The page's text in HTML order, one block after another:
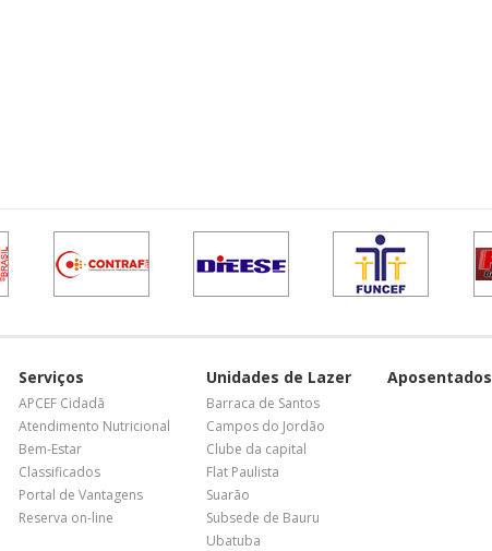
Serviços
APCEF Cidadã
Atendimento Nutricional
Bem-Estar
Classificados
Portal de Vantagens
Reserva on-line
Unidades de Lazer
Barraca de Santos
Campos do Jordão
Clube da capital
Flat Paulista
Suarão
Subsede de Bauru
Ubatuba
Aposentados